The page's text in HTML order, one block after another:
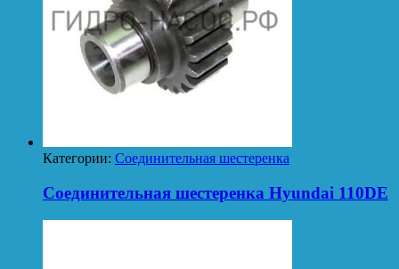
Категории: Соединительная шестеренка
Соединительная шестеренка Hyundai 110DE